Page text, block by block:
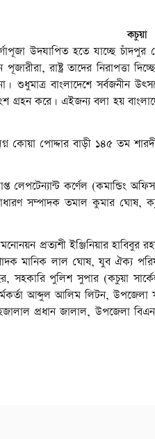
উদযাপিত হতে যাচ্ছে চাঁদপুর
রাষ্ট্র তাদের নিরাপত্তা
বাংলাদেশে সর্বজনীন
গ্রহন করে। এইজন্য বলা হয়
কোয়া পোদ্দার বাড়ী ১৪৫ তম
লেপটেন্যান্ট কর্ণেল (কমান্ডিং
সম্পাদক তমাল কুমার ঘোষ,
প্রত্যশী ইঞ্জিনিয়ার হাবিবুর
মানিক লাল ঘোষ, যুব ঐক্য
পুলিশ সুপার (কচুয়া
আব্দুল আলিম লিটন, উপজেলা
প্রধান জালাল, উপজেলা